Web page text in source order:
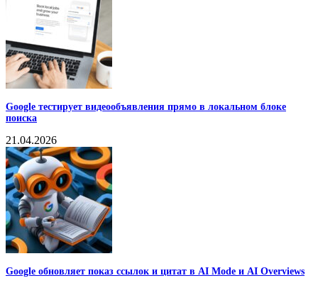
Google тестирует видеообъявления прямо в локальном блоке
поиска
21.04.2026
Google обновляет показ ссылок и цитат в AI Mode и AI Overviews